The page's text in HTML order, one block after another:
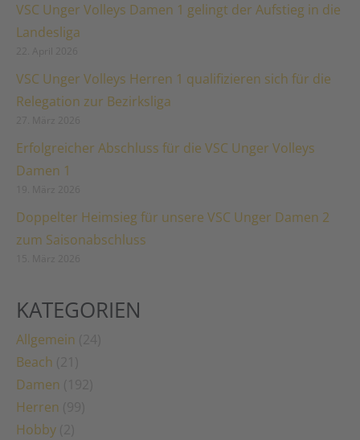
VSC Unger Volleys Damen 1 gelingt der Aufstieg in die
Landesliga
VSC Unger Volleys Herren 1 qualifizieren sich für die
Relegation zur Bezirksliga
Erfolgreicher Abschluss für die VSC Unger Volleys
Damen 1
Doppelter Heimsieg für unsere VSC Unger Damen 2
zum Saisonabschluss
KATEGORIEN
Allgemein
Beach
Damen
Herren
Hobby